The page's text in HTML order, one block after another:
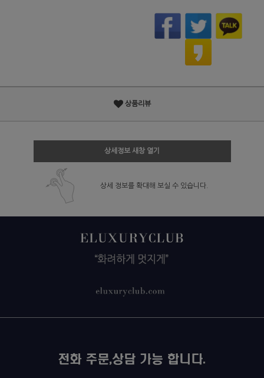
상품리뷰
상세정보 새창 열기
상세 정보를 확대해 보실 수 있습니다.